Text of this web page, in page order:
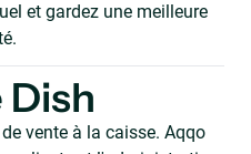
et gardez une meilleure
Dish
vente à la caisse. Aqqo